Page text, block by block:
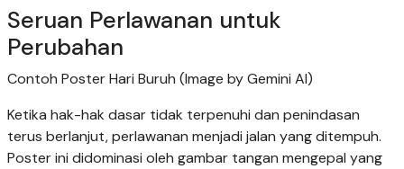
Seruan Perlawanan untuk
Perubahan
Contoh Poster Hari Buruh (Image by Gemini AI)
Ketika hak-hak dasar tidak terpenuhi dan penindasan
terus berlanjut, perlawanan menjadi jalan yang ditempuh.
Poster ini didominasi oleh gambar tangan mengepal yang